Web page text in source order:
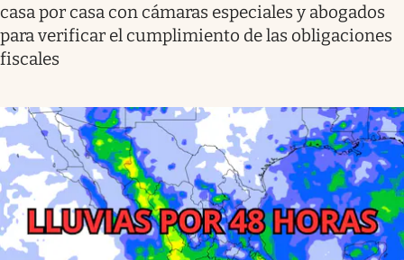
casa por casa con cámaras especiales y abogados
para verificar el cumplimiento de las obligaciones
fiscales